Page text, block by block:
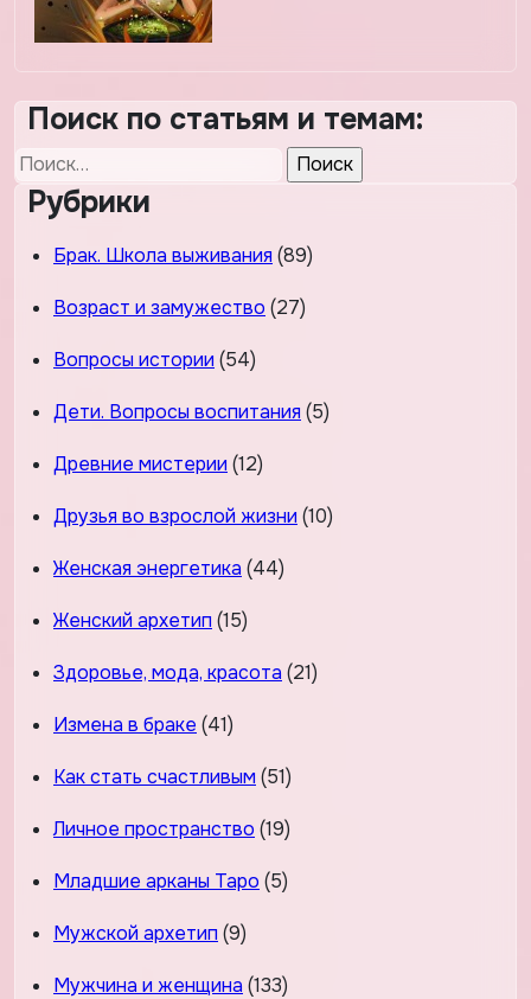
Поиск по статьям и темам:
Найти:
Рубрики
Брак. Школа выживания (89)
Возраст и замужество (27)
Вопросы истории (54)
Дети. Вопросы воспитания (5)
Древние мистерии (12)
Друзья во взрослой жизни (10)
Женская энергетика (44)
Женский архетип (15)
Здоровье, мода, красота (21)
Измена в браке (41)
Как стать счастливым (51)
Личное пространство (19)
Младшие арканы Таро (5)
Мужской архетип (9)
Мужчина и женщина (133)